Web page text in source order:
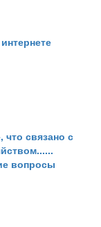
связано с
вопросы